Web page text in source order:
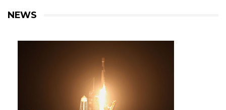
NEWS